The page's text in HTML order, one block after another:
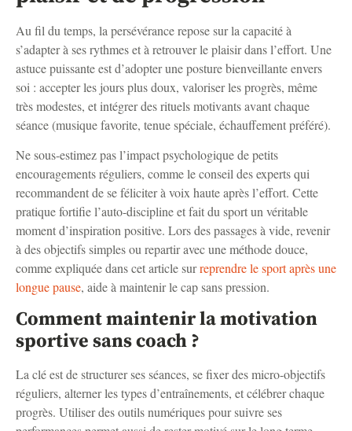
Au fil du temps, la persévérance repose sur la capacité à
s’adapter à ses rythmes et à retrouver le plaisir dans l’effort. Une
astuce puissante est d’adopter une posture bienveillante envers
soi : accepter les jours plus doux, valoriser les progrès, même
très modestes, et intégrer des rituels motivants avant chaque
séance (musique favorite, tenue spéciale, échauffement préféré).
Ne sous-estimez pas l’impact psychologique de petits
encouragements réguliers, comme le conseil des experts qui
recommandent de se féliciter à voix haute après l’effort. Cette
pratique fortifie l’auto-discipline et fait du sport un véritable
moment d’inspiration positive. Lors des passages à vide, revenir
à des objectifs simples ou repartir avec une méthode douce,
comme expliquée dans cet article surreprendre le sport après une
longue pause, aide à maintenir le cap sans pression.
Comment maintenir la motivation
sportive sans coach ?
La clé est de structurer ses séances, se fixer des micro-objectifs
réguliers, alterner les types d’entraînements, et célébrer chaque
progrès. Utiliser des outils numériques pour suivre ses